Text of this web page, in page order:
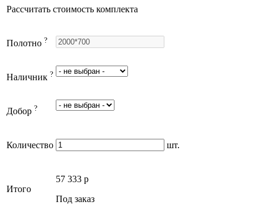
Рассчитать стоимость комплекта
Полотно ?
Наличник ?
Добор ?
Количество шт.
Итого
57 333 p
Под заказ